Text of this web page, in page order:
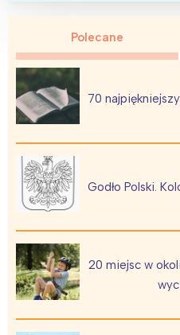
Polecane
70
Godło Polski.
20 miejsc w